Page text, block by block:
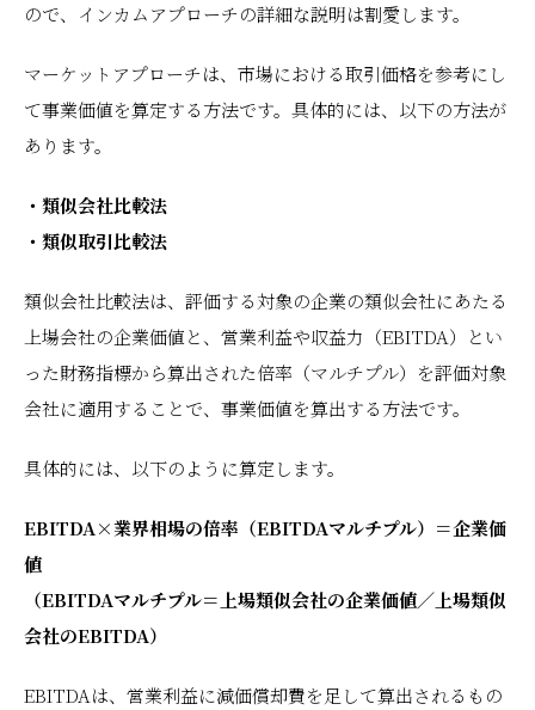
ので、インカムアプローチの詳細な説明は割愛します。
マーケットアプローチは、市場における取引価格を参考にし
て事業価値を算定する方法です。具体的には、以下の方法が
あります。
・類似会社比較法
・類似取引比較法
類似会社比較法は、評価する対象の企業の類似会社にあたる
上場会社の企業価値と、営業利益や収益力（EBITDA）とい
った財務指標から算出された倍率（マルチプル）を評価対象
会社に適用することで、事業価値を算出する方法です。
具体的には、以下のように算定します。
EBITDA×業界相場の倍率（EBITDAマルチプル）＝企業価
値
（EBITDAマルチプル＝上場類似会社の企業価値／上場類似
会社のEBITDA）
EBITDAは、営業利益に減価償却費を足して算出されるもの